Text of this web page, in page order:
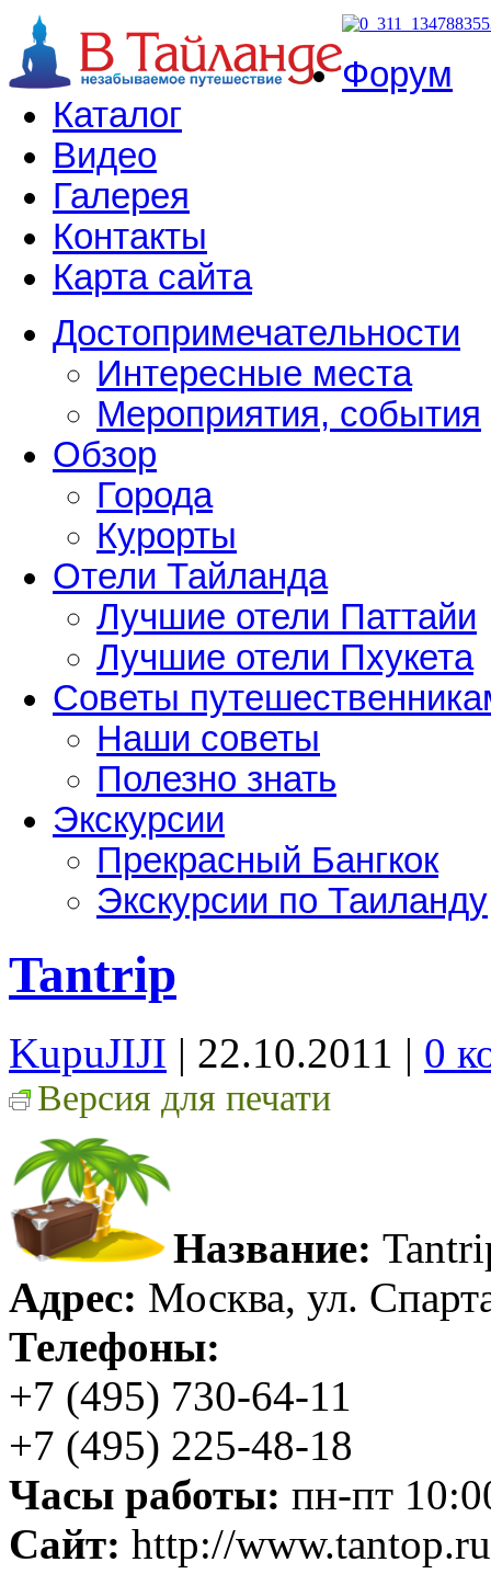
Форум
Каталог
Видео
Галерея
Контакты
Карта сайта
Достопримечательности
Интересные места
Мероприятия, события
Обзор
Города
Курорты
Отели Тайланда
Лучшие отели Паттайи
Лучшие отели Пхукета
Советы
Наши советы
Полезно знать
Экскурсии
Прекрасный Бангкок
Экскурсии по Таиланду
Tantrip
KupuJIJI | 22.10.2011 | 0
Версия для печати
Название:
Адрес: Москва, ул.
Телефоны:
+7 (495) 730-64-11
+7 (495) 225-48-18
Часы работы: пн-пт
Сайт: http://www.tantop.ru